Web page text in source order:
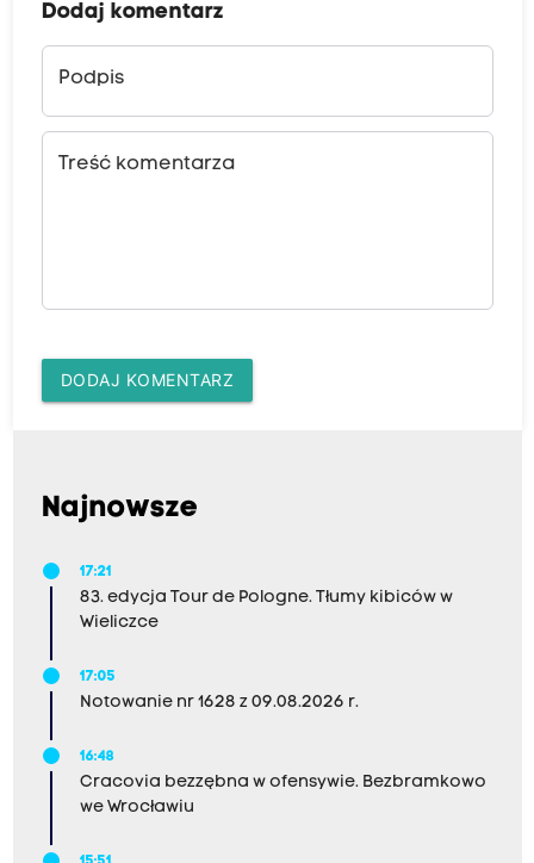
Dodaj komentarz
Podpis
Treść komentarza
DODAJ KOMENTARZ
Najnowsze
17:21
83. edycja Tour de Pologne. Tłumy kibiców w
Wieliczce
17:05
Notowanie nr 1628 z 09.08.2026 r.
16:48
Cracovia bezzębna w ofensywie. Bezbramkowo
we Wrocławiu